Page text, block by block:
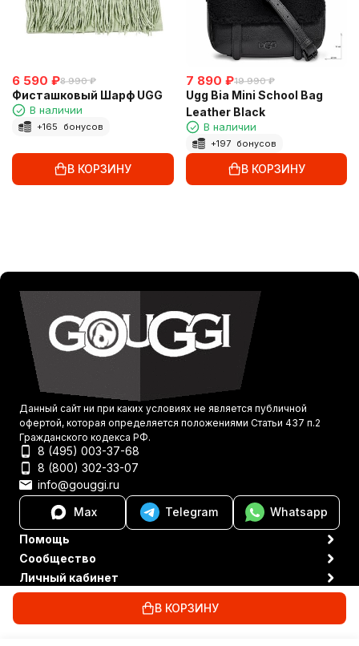
В КОРЗИНУ
6 590 ₽8 990 ₽
Фисташковый Шарф UGG
В наличии
+165 бонусов
В КОРЗИНУ
7 890 ₽19 990 ₽
Ugg Bia Mini School Bag
Leather Black
В наличии
+197 бонусов
В КОРЗИНУ
Данный сайт ни при каких условиях не является публичной
офертой, которая определяется положениями Статьи 437 п.2
Гражданского кодекса РФ.
8 (495) 003-37-68
8 (800) 302-33-07
info@gouggi.ru
Max
Telegram
Whatsapp
Помощь
Сообщество
Личный кабинет
Политика персональных данных